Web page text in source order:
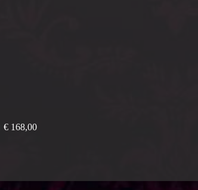
€ 168,00